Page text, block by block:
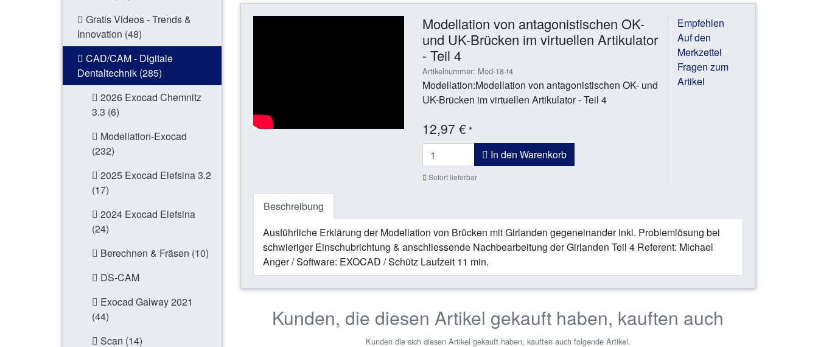
Gratis Videos - Trends &
Innovation (48)
CAD/CAM - Digitale
Dentaltechnik (285)
2026 Exocad Chemnitz
3.3 (6)
Modellation-Exocad
(232)
2025 Exocad Elefsina 3.2
(17)
2024 Exocad Elefsina
(24)
Berechnen & Fräsen (10)
DS-CAM
Exocad Galway 2021
(44)
Scan (14)
Modellation von antagonistischen OK-
und UK-Brücken im virtuellen Artikulator
- Teil 4
Artikelnummer: Mod-18-t4
Modellation:Modellation von antagonistischen OK- und
UK-Brücken im virtuellen Artikulator - Teil 4
12,97 €*
In den Warenkorb
Sofort lieferbar
Empfehlen
Auf den
Merkzettel
Fragen zum
Artikel
Beschreibung
Ausführliche Erklärung der Modellation von Brücken mit Girlanden gegeneinander inkl. Problemlösung bei
schwieriger Einschubrichtung & anschliessende Nachbearbeitung der Girlanden Teil 4 Referent: Michael
Anger / Software: EXOCAD / Schütz Laufzeit 11 min.
Kunden, die diesen Artikel gekauft haben, kauften auch
Kunden die sich diesen Artikel gekauft haben, kauften auch folgende Artikel.